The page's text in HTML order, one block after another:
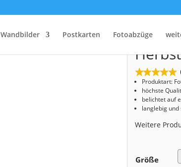
Wandbilder Postkarten Fotoabzüge
Start/Shop/Fotoabzug/ Fotoabzug (00447) Herbst an den
Produktart:
höchste
belichtet auf
langlebig
Weitere
Größe